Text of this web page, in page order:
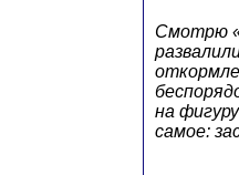
Смотрю
на
самое: